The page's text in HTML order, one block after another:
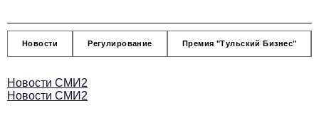
Новости Регулирование Премия "Тульский Бизнес"
Новости СМИ2
Новости СМИ2